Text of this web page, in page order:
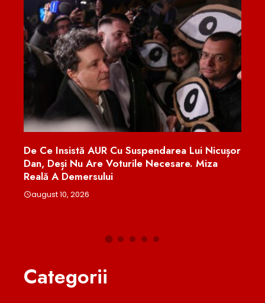
Ce Insistă AUR Cu Suspendarea Lui Nicușor
Deși Nu Are Voturile Necesare. Miza
A Demersului
august 10, 2026
Proteste
Categorii